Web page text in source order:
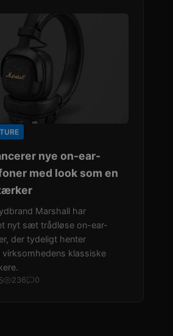
nye on-ear-
med look som en
Marshall har
nyt sæt trådløse on-ear-
der tydeligt henter
virksomhedens klassiske
236 0